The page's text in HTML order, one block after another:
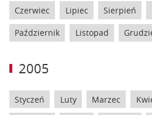
Czerwiec Lipiec Sierpień
Październik Listopad
2005
Styczeń Luty Marzec